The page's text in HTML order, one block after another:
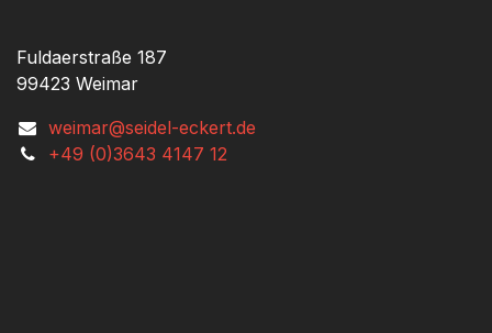
Fuldaerstraße 187
99423 Weimar
weimar@seidel-eckert.de
+49 (0)3643 4147 12